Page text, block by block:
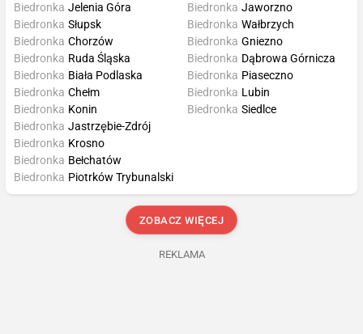
Biedronka Jelenia Góra
Biedronka Słupsk
Biedronka Chorzów
Biedronka Jaworzno
Biedronka Wałbrzych
Biedronka Gniezno
Biedronka Ruda Śląska
Biedronka Biała Podlaska
Biedronka Chełm
Biedronka Konin
Biedronka Dąbrowa Górnicza
Biedronka Piaseczno
Biedronka Lubin
Biedronka Siedlce
Biedronka Jastrzębie-Zdrój
Biedronka Krosno
Biedronka Bełchatów
Biedronka Piotrków Trybunalski
ZOBACZ WIĘCEJ
REKLAMA